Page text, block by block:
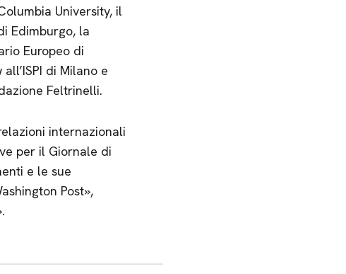
University, il
Edimburgo, la
Europeo di
di Milano e
Feltrinelli.
internazionali
per il Giornale di
e le sue
Post»,